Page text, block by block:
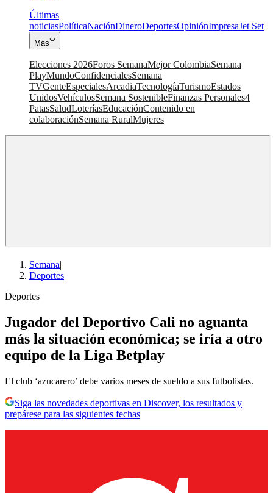
Últimas
noticiasPolíticaNaciónDineroDeportesOpiniónImpresaJet Set
Más
Elecciones 2026Foros SemanaMejor ColombiaSemana
PlayMundoConfidencialesSemana
TVGenteEspecialesArcadiaTecnologíaTurismoEstados
UnidosVehículosSemana SostenibleFinanzas Personales4
PatasSaludLoteríasEducaciónContenido en
colaboraciónSemana RuralMujeres
Semana|
Deportes
Deportes
Jugador del Deportivo Cali no aguanta
más la situación económica; se iría a otro
equipo de la Liga Betplay
El club ‘azucarero’ debe varios meses de sueldo a sus futbolistas.
Siga las novedades deportivas en Discover, los resultados y
prepárese para las siguientes fechas